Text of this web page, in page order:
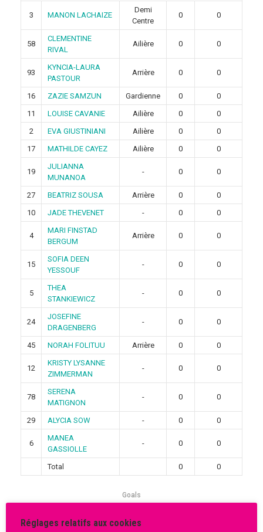
3 MANON LACHAIZE
Demi
Centre
0 0
58
CLEMENTINE
RIVAL
Ailière 0 0
93
KYNCIA-LAURA
PASTOUR
Arrière 0 0
16 ZAZIE SAMZUN Gardienne 0
0
11
LOUISE CAVANIE Ailière 0
0
2
EVA GIUSTINIANI Ailière 0
0
17
MATHILDE CAYEZ Ailière 0 0
19
JULIANNA
MUNANOA
- 0 0
27 BEATRIZ SOUSA Arrière 0
0
10
JADE THEVENET - 0 0
4
MARI FINSTAD
BERGUM
Arrière 0 0
15
SOFIA DEEN
YESSOUF
- 0 0
5
THEA
STANKIEWICZ
- 0 0
24
JOSEFINE
DRAGENBERG
- 0 0
45 NORAH FOLITUU Arrière 0 0
12
KRISTY LYSANNE
ZIMMERMAN
- 0 0
78
SERENA
MATIGNON
- 0 0
29 ALYCIA SOW - 0 0
6
MANEA
GASSIOLLE
- 0 0
Total 0 0
Goals
Réglages relatifs aux cookies